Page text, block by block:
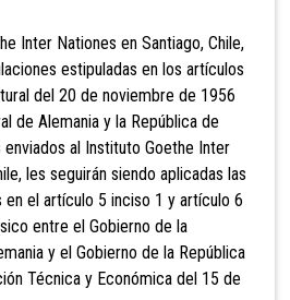
Inter Nationes en Santiago, Chile,
estipuladas en los artículos
del 20 de noviembre de 1956
de Alemania y la República de
al Instituto Goethe Inter
les seguirán siendo aplicadas las
en el artículo 5 inciso 1 y artículo 6
entre el Gobierno de la
y el Gobierno de la República
Técnica y Económica del 15 de